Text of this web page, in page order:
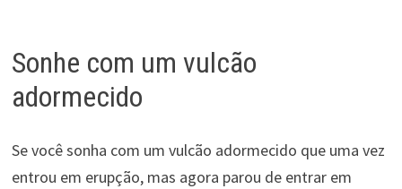
Sonhe com um vulcão
adormecido
Se você sonha com um vulcão adormecido que uma vez
entrou em erupção, mas agora parou de entrar em